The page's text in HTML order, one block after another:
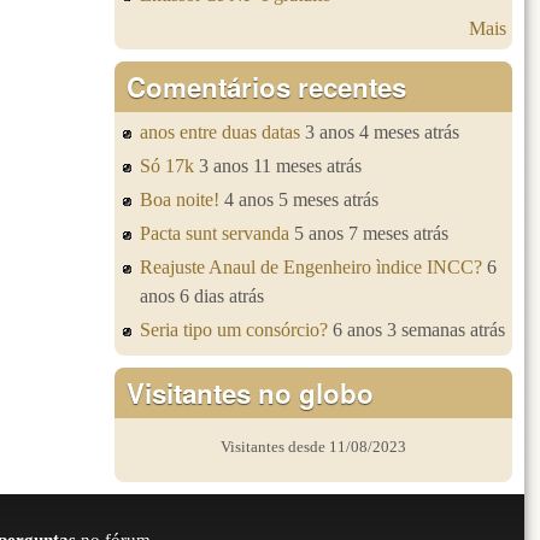
Mais
Comentários recentes
anos entre duas datas 3 anos 4 meses atrás
Só 17k 3 anos 11 meses atrás
Boa noite! 4 anos 5 meses atrás
Pacta sunt servanda 5 anos 7 meses atrás
Reajuste Anaul de Engenheiro ìndice INCC? 6
anos 6 dias atrás
Seria tipo um consórcio? 6 anos 3 semanas atrás
Visitantes no globo
Visitantes desde 11/08/2023